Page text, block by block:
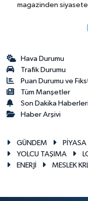
magazinden
Hava Durumu
Trafik Durumu
Puan Durumu ve
Tüm Manşetler
Son Dakika
Haber Arşivi
GÜNDEM PİYASA
YOLCU TAŞIMA
ENERJİ
MESLEK